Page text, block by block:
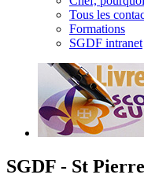
Tous les
Formations
SGDF intranet
SGDF - St